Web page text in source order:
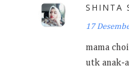
SHINTA
17
mama
utk anak-